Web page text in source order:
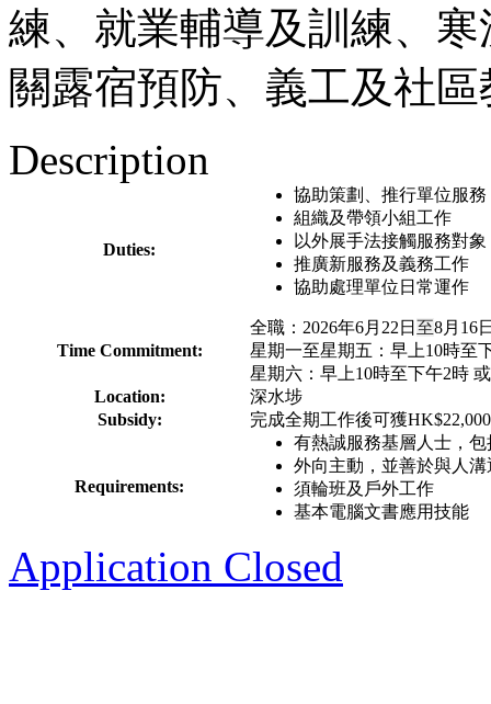
練、就業輔導及訓練、
關露宿預防、義⼯及社
Description
Duties:
協助策劃、推⾏單位服務
組織及帶領⼩組⼯作
以外展⼿法接觸服務對
推廣新服務及義務⼯作
協助處理單位⽇常運作
Time Commitment:
全職：2026年6月22日 至8月16
星期一至星期五：早上10時至
星期六：早上10時至下午2時
Location:
深水埗
Subsidy:
完成全期工作後可獲
Requirements:
有熱誠服務基層人士，
外向主動，並善於與人溝
須輪班及戶外工作
基本電腦文書應用技能
Application Closed